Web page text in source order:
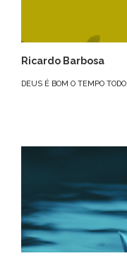
Ricardo Barbosa
DEUS É BOM O TEMPO TODO